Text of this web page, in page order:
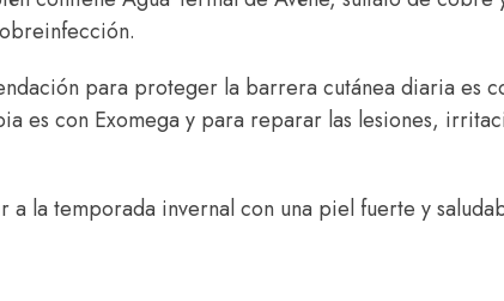
para proteger la barrera cutánea diaria es
es con Exomega y para reparar las lesiones,
la temporada invernal con una piel fuerte y